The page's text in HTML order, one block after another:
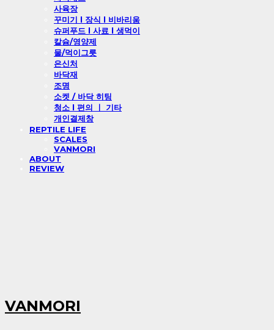
사육장
꾸미기 l 장식 l 비바리움
슈퍼푸드 l 사료 l 생먹이
칼슘/영양제
물/먹이그릇
은신처
바닥재
조명
소켓 / 바닥 히팅
청소 l 편의 ㅣ 기타
개인결제창
REPTILE LIFE
SCALES
VANMORI
ABOUT
REVIEW
VANMORI